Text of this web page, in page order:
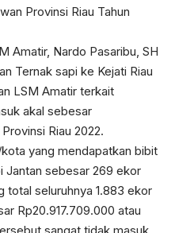
Provinsi Riau Tahun
Amatir, Nardo Pasaribu, SH
Ternak sapi ke Kejati Riau
LSM Amatir terkait
akal sebesar
Riau 2022.
yang mendapatkan bibit
Jantan sebesar 269 ekor
total seluruhnya 1.883 ekor
Rp20.917.709.000 atau